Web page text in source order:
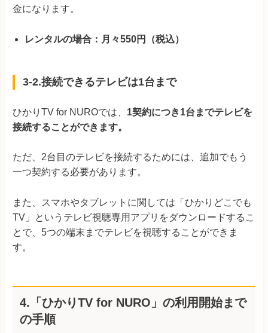
金になります。
レンタルの場合：月々550円（税込）
3-2.接続できるテレビは1台まで
ひかりTV for NUROでは、 1契約につき1台までテレビを
接続することができます。
ただ、2台目のテレビを接続するためには、追加でもう
一つ契約する必要があります。
また、スマホやタブレットに関しては「ひかりどこでも
TV」というテレビ視聴専用アプリをダウンロードするこ
とで、5つの端末までテレビを視聴することができま
す。
4.「ひかりTV for NURO」の利用開始まで
の手順